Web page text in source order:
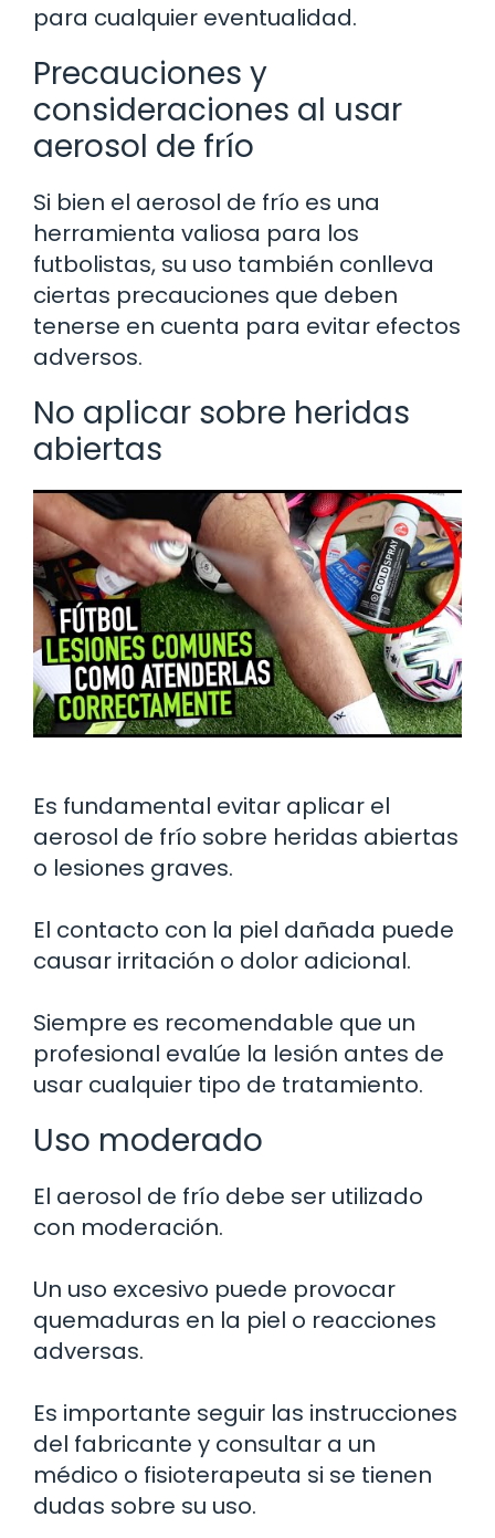
para cualquier eventualidad.
Precauciones y
consideraciones al usar
aerosol de frío
Si bien el aerosol de frío es una
herramienta valiosa para los
futbolistas, su uso también conlleva
ciertas precauciones que deben
tenerse en cuenta para evitar efectos
adversos.
No aplicar sobre heridas
abiertas
Es fundamental evitar aplicar el
aerosol de frío sobre heridas abiertas
o lesiones graves.
El contacto con la piel dañada puede
causar irritación o dolor adicional.
Siempre es recomendable que un
profesional evalúe la lesión antes de
usar cualquier tipo de tratamiento.
Uso moderado
El aerosol de frío debe ser utilizado
con moderación.
Un uso excesivo puede provocar
quemaduras en la piel o reacciones
adversas.
Es importante seguir las instrucciones
del fabricante y consultar a un
médico o fisioterapeuta si se tienen
dudas sobre su uso.